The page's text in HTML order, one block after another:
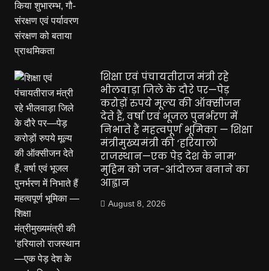
शिक्षा एवं पंचायतीराज मंत्री रहे
भीलवाड़ा जिले के दौरे पर—पेड़
करोड़ों रुपये मूल्य की ऑक्सीजन
देते हैं, वर्षा एवं भूजल पुनर्भरण में
निभाते हैं महत्वपूर्ण भूमिका — शिक्षा
मंत्रीमुख्यमंत्री की ‘हरियालो
राजस्थान—एक पेड़ देश के नाम’
मुहिम को जन-आंदोलन बनाने का
आह्वान
August 8, 2026